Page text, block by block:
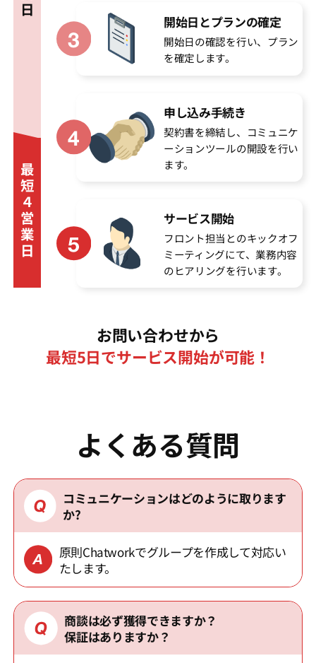
開始日とプランの確定
開始日の確認を行い、プラン
を確定します。
申し込み手続き
契約書を締結し、コミュニケ
ーションツールの開設を行い
ます。
サービス開始
フロント担当とのキックオフ
ミーティングにて、業務内容
のヒアリングを行います。
日
最
短
４
営
業
日
お問い合わせから
最短5日でサービス開始が可能！
よくある質問
コミュニケーションはどのように取ります
か?
原則Chatworkでグループを作成して対応い
たします。
商談は必ず獲得できますか？
保証はありますか？